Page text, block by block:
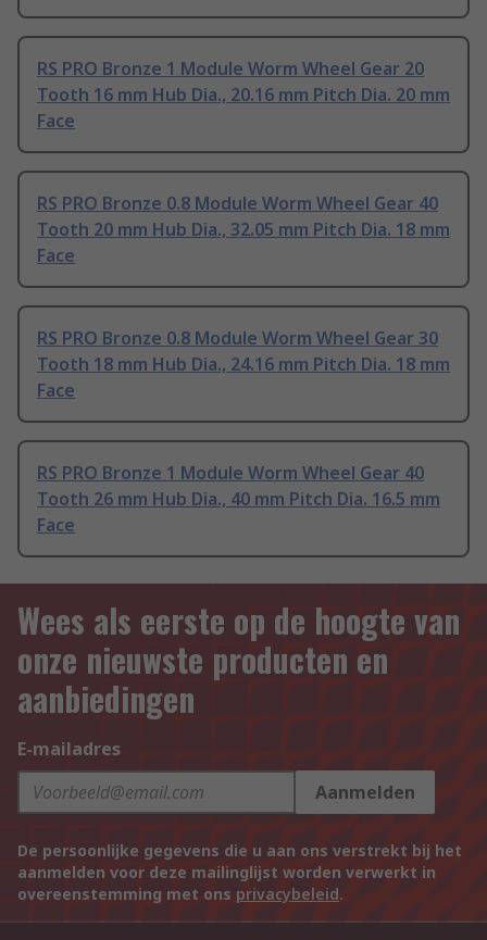
RS PRO Bronze 1 Module Worm Wheel Gear 20
Tooth 16 mm Hub Dia., 20.16 mm Pitch Dia. 20 mm
Face
RS PRO Bronze 0.8 Module Worm Wheel Gear 40
Tooth 20 mm Hub Dia., 32.05 mm Pitch Dia. 18 mm
Face
RS PRO Bronze 0.8 Module Worm Wheel Gear 30
Tooth 18 mm Hub Dia., 24.16 mm Pitch Dia. 18 mm
Face
RS PRO Bronze 1 Module Worm Wheel Gear 40
Tooth 26 mm Hub Dia., 40 mm Pitch Dia. 16.5 mm
Face
Wees als eerste op de hoogte van
onze nieuwste producten en
aanbiedingen
E-mailadres
Aanmelden
De persoonlijke gegevens die u aan ons verstrekt bij het
aanmelden voor deze mailinglijst worden verwerkt in
overeenstemming met ons privacybeleid.